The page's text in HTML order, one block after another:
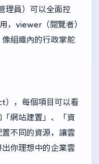
理員）可以全面控
，viewer（閱覽者）
組織內的行政掌舵
），每個項目可以看
網站建置」、「資
不同的資源，讓雲
你理想中的企業雲